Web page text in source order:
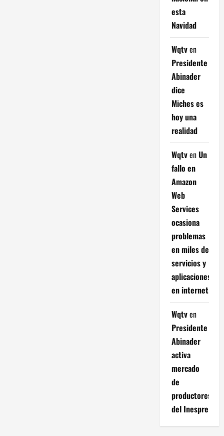
esta
Navidad
Wqtven
Presidente
Abinader
dice
Miches es
hoy una
realidad
WqtvenUn
fallo en
Amazon
Web
Services
ocasiona
problemas
en miles de
servicios y
aplicaciones
en internet
Wqtven
Presidente
Abinader
activa
mercado
de
productores
del Inespre